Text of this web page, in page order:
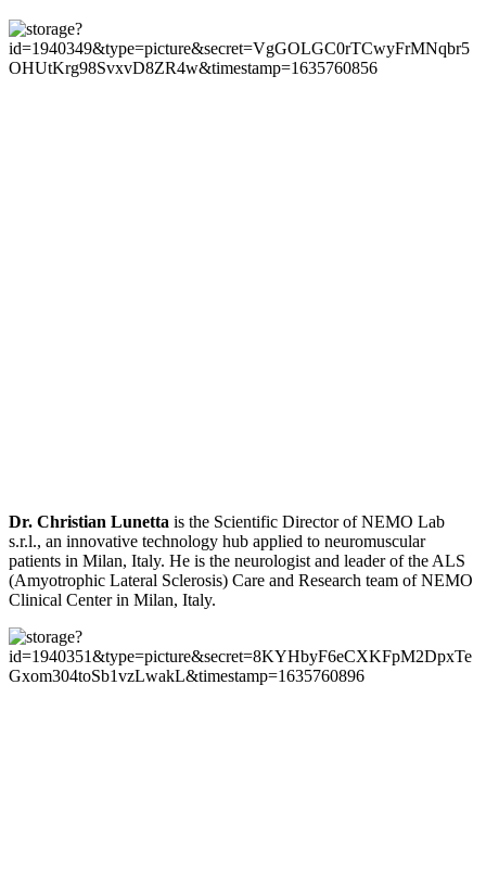
Dr. Christian Lunetta is the Scientific Director of NEMO Lab
s.r.l., an innovative technology hub applied to neuromuscular
patients in Milan, Italy. He is the neurologist and leader of the ALS
(Amyotrophic Lateral Sclerosis) Care and Research team of NEMO
Clinical Center in Milan, Italy.